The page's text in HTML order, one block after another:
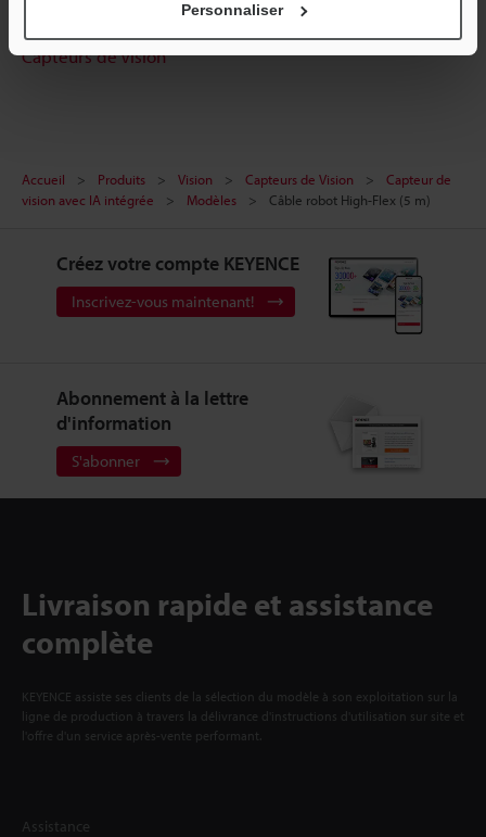
Personnaliser
Prêt gratuit pour essai
Capteurs de Vision
Accueil Produits Vision Capteurs de Vision
Capteur de
vision avec IA intégrée
Modèles Câble robot High-Flex (5 m)
Créez votre compte KEYENCE
Inscrivez-vous maintenant!
Abonnement à la lettre
d'information
S'abonner
Livraison rapide et assistance
complète
KEYENCE assiste ses clients de la sélection du modèle à son exploitation sur la
ligne de production à travers la délivrance d'instructions d'utilisation sur site et
l'offre d'un service après-vente performant.
Assistance